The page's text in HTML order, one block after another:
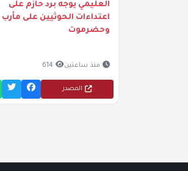
العليمي يوجه برد حازم على
اعتداءات الحوثيين على مأرب
وحضرموت
منذ ساعتين 614
المصدر